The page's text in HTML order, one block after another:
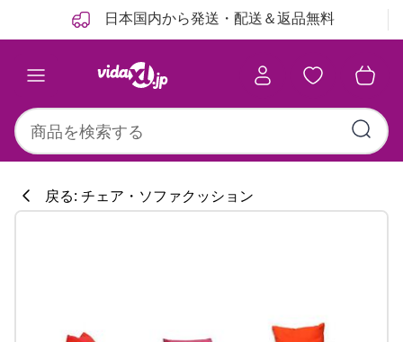
日本国内から発送・配送＆返品無料
戻る: チェア・ソファクッション